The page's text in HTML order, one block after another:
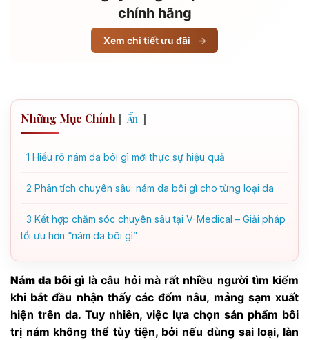
chính hãng
Xem chi tiết ưu đãi →
Những Mục Chính [ Ẩn ]
1 Hiểu rõ nám da bôi gì mới thực sự hiệu quả
2 Phân tích chuyên sâu: nám da bôi gì cho từng loại da
3 Kết hợp chăm sóc chuyên sâu tại V-Medical – Giải pháp
tối ưu hơn “nám da bôi gì”
Nám da bôi gì là câu hỏi mà rất nhiều người tìm kiếm
khi bắt đầu nhận thấy các đốm nâu, mảng sạm xuất
hiện trên da. Tuy nhiên, việc lựa chọn sản phẩm bôi
trị nám không thể tùy tiện, bởi nếu dùng sai loại, làn